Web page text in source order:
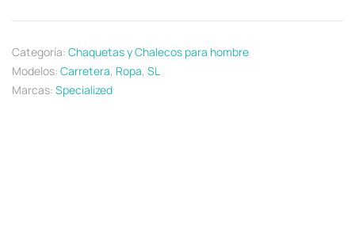
Categoría: Chaquetas y Chalecos para hombre
Modelos: Carretera, Ropa, SL
Marcas: Specialized